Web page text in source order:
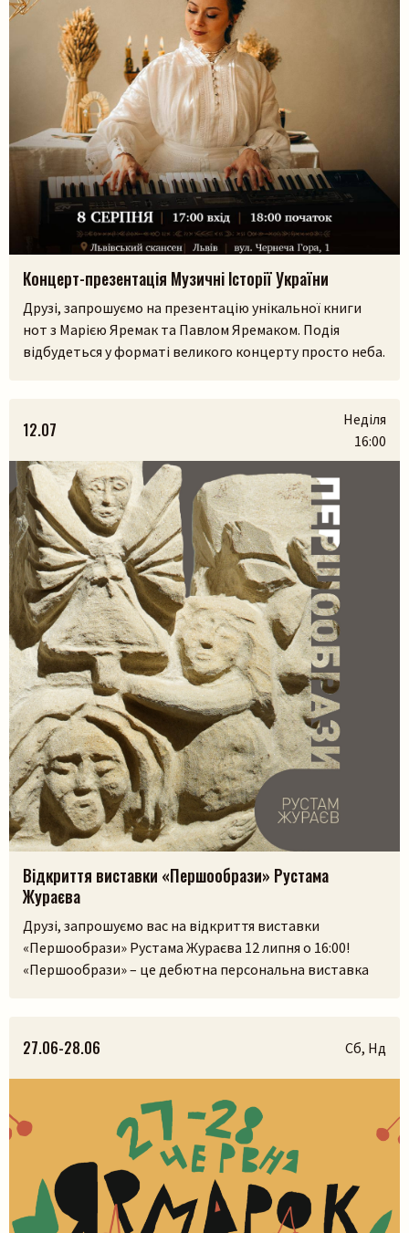
Пошук на сайті
Шукати
Концерт-презентація Музичні Історії України
Друзі, запрошуємо на презентацію унікальної книги
нот з Марією Яремак та Павлом Яремаком. Подія
відбудеться у форматі великого концерту просто неба.
народилися з українських легенд, природи та музики.
На вас чекають:– презентація книги разом з авторами
Марією Яремак та Павлом Яремаком.– […]
12.07
Неділя
16:00
Відкриття виставки «Першообрази» Рустама
Жураєва
Друзі, запрошуємо вас на відкриття виставки
«Першообрази» Рустама Жураєва 12 липня о 16:00!
«Першообрази» – це дебютна персональна виставка
передати досвід і встановити зв’язок із сакральним.
Камінь, як матеріал, існував задовго до появи людини,
27.06-28.06 Сб, Нд